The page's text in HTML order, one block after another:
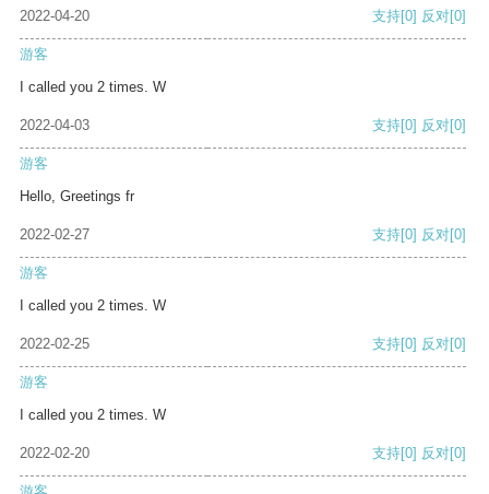
2022-04-20 支持[0] 反对[0]
游客
I called you 2 times. W
2022-04-03 支持[0] 反对[0]
游客
Hello, Greetings fr
2022-02-27 支持[0] 反对[0]
游客
I called you 2 times. W
2022-02-25 支持[0] 反对[0]
游客
I called you 2 times. W
2022-02-20 支持[0] 反对[0]